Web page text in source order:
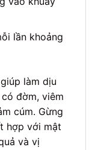
lần khoảng
làm dịu
đờm, viêm
cúm. Gừng
hợp với mật
và vị